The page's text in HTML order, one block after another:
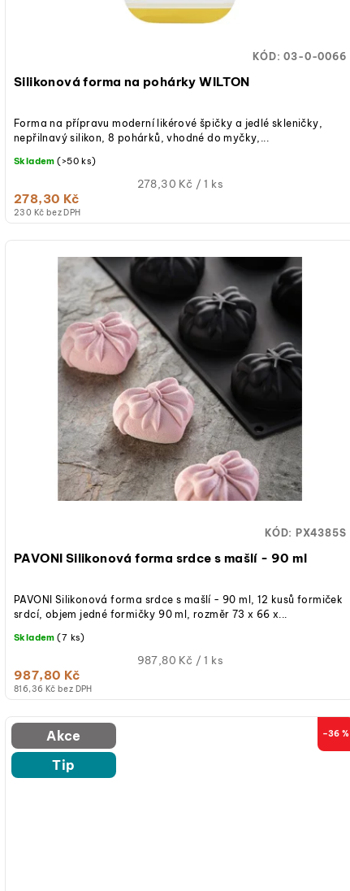
k
ů
Silikonová forma na pohárky WILTON
230 Kč bez DPH
278,30 Kč
Měrná
278,30 Kč / 1 ks
Skladem (>50 ks)
Forma na přípravu moderní likérové špičky a jedlé skleničky,
nepřilnavý silikon, 8 pohárků, vhodné do myčky,...
KÓD:03-0-0066
PAVONI Silikonová forma srdce s mašlí - 90 ml
816,36 Kč bez DPH
987,80 Kč
Měrná
987,80 Kč / 1 ks
Skladem (7 ks)
PAVONI Silikonová forma srdce s mašlí - 90 ml, 12 kusů formiček
srdcí, objem jedné formičky 90 ml, rozměr 73 x 66 x...
KÓD: PX4385S
Akce
Tip
–36 %